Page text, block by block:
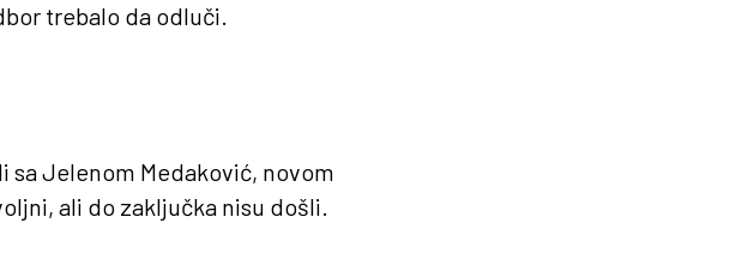
trebalo da odluči.
sa Jelenom Medaković, novom
ali do zaključka nisu došli.